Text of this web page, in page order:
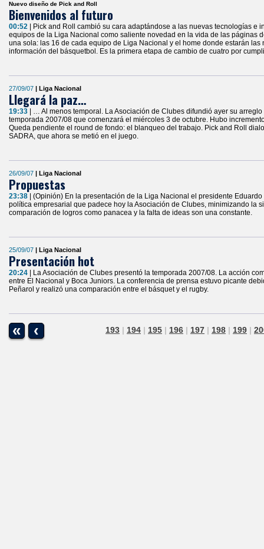
Nuevo diseño de Pick and Roll
Bienvenidos al futuro
00:52
| Pick and Roll cambió su cara adaptándose a las nuevas tecnologías e
equipos de la Liga Nacional como saliente novedad en la vida de las páginas
una sola: las 16 de cada equipo de Liga Nacional y el home donde estarán
información del básquetbol. Es la primera etapa de cambio de cuatro por
27/09/07 | Liga Nacional
Llegará la paz…
19:33
| … Al menos temporal. La Asociación de Clubes difundió ayer su
temporada 2007/08 que comenzará el miércoles 3 de octubre. Hubo
Queda pendiente el round de fondo: el blanqueo del trabajo. Pick and Roll
SADRA, que ahora se metió en el juego.
26/09/07 | Liga Nacional
Propuestas
23:38
| (Opinión) En la presentación de la Liga Nacional el presidente
política empresarial que padece hoy la Asociación de Clubes, minimizando la
comparación de logros como panacea y la falta de ideas son una constante.
25/09/07 | Liga Nacional
Presentación hot
20:24
| La Asociación de Clubes presentó la temporada 2007/08. La acción
entre El Nacional y Boca Juniors. La conferencia de prensa estuvo picante
Peñarol y realizó una comparación entre el básquet y el rugby.
« ‹ 193 | 194 | 195 | 196 | 197 | 198 | 199 |